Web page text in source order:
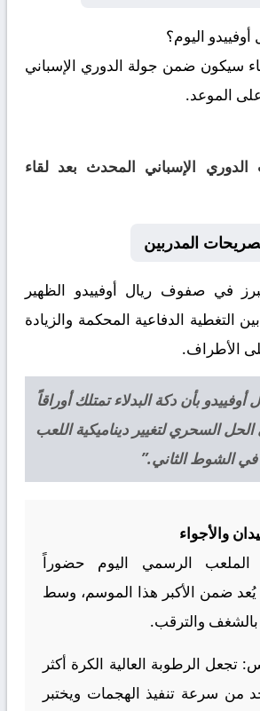
اليوم؟
سيكون ضمن جولة الدوري الإسباني
على الموعد.
الإسباني المحدث بعد لقاء
المدربين
في صفوف ريال أوفييدو الظهير
التغطية الدفاعية المحكمة والزيادة
الأطراف.
بأن دكة البدلاء تمتلك أوراقاً
السحري لتغيير ديناميكية اللعب
في الشوط الثاني.”
والأجواء
الرسمي اليوم حضوراً
يُعد ضمن الأكبر هذا الموسم، وسط
والترقب.
تجعل الرطوبة العالية الكرة أكثر
من سرعة تنفيذ الهجمات ويختبر